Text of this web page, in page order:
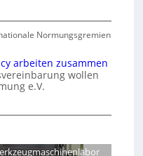
Normungsgremien
arbeiten zusammen
wollen
e.V.